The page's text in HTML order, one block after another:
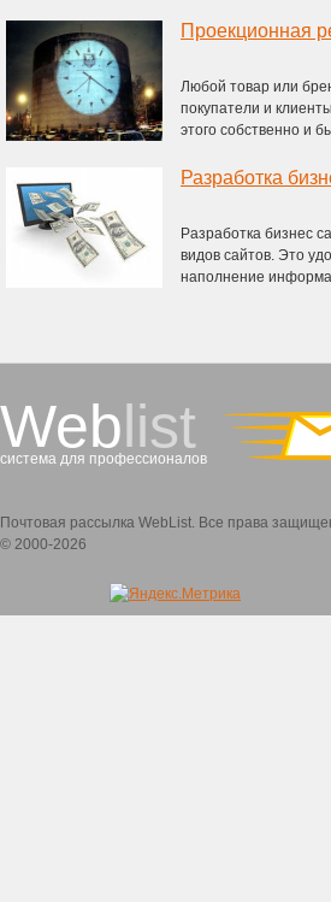
Проекционная
Любой товар или
покупатели и
этого собственно и
Разработка
Разработка бизнес
видов сайтов. Это
наполнение
Weblist
система для профессионалов
Почтовая рассылка WebList. Все права
© 2000-2026